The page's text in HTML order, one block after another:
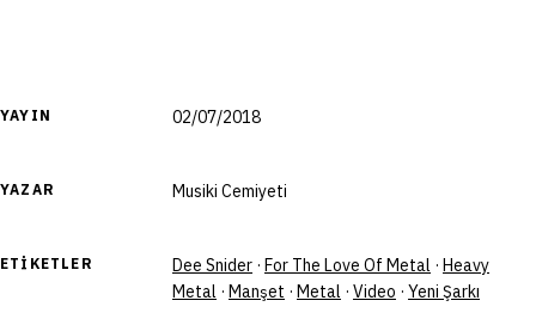
YAYIN 02/07/2018
YAZAR Musiki Cemiyeti
ETIKETLER Dee Snider · For The Love Of Metal · Heavy
Metal · Manşet · Metal · Video · Yeni Şarkı